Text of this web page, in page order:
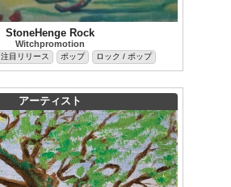
StoneHenge Rock
Witchpromotion
注目リリース ポップ ロック / ポップ
アーティスト